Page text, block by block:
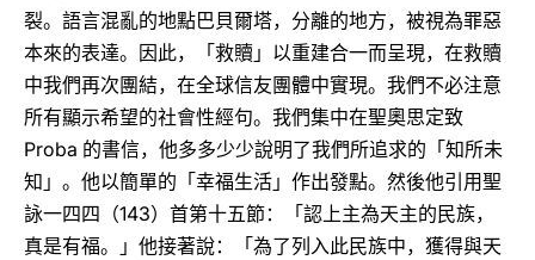
裂。語言混亂的地點巴貝爾塔，分離的地方，被視為罪惡
本來的表達。因此，「救贖」以重建合一而呈現，在救贖
中我們再次團結，在全球信友團體中實現。我們不必注意
所有顯示希望的社會性經句。我們集中在聖奧思定致
Proba 的書信，他多多少少說明了我們所追求的「知所未
知」。他以簡單的「幸福生活」作出發點。然後他引用聖
詠一四四（143）首第十五節：「認上主為天主的民族，
真是有福。」他接著說：「為了列入此民族中，獲得與天